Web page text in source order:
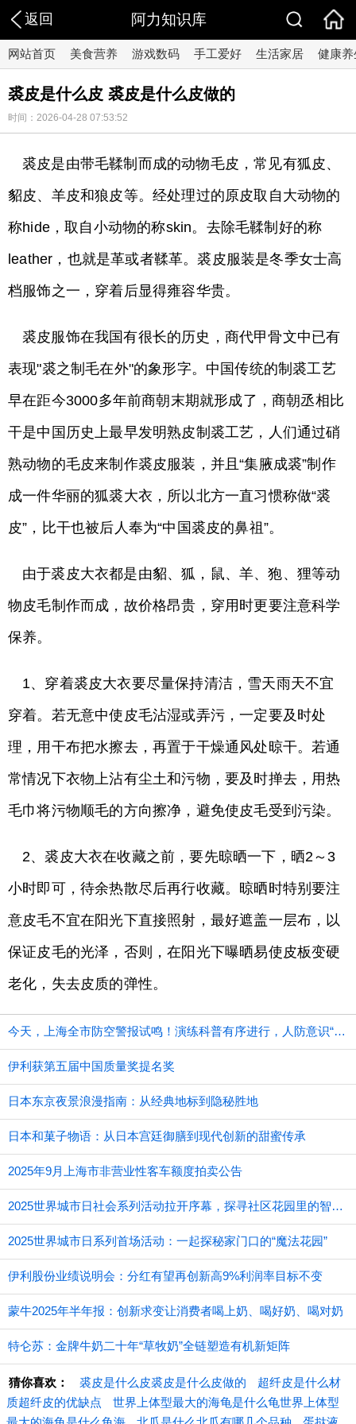
返回 阿力知识库
网站首页 美食营养 游戏数码 手工爱好 生活家居 健康养
裘皮是什么皮 裘皮是什么皮做的
时间：2026-04-28 07:53:52
裘皮是由带毛鞣制而成的动物毛皮，常见有狐皮、
貂皮、羊皮和狼皮等。经处理过的原皮取自大动物的
称hide，取自小动物的称skin。去除毛鞣制好的称
leather，也就是革或者鞣革。裘皮服装是冬季女士高
档服饰之一，穿着后显得雍容华贵。
裘皮服饰在我国有很长的历史，商代甲骨文中已有
表现"裘之制毛在外"的象形字。中国传统的制裘工艺
早在距今3000多年前商朝末期就形成了，商朝丞相比
干是中国历史上最早发明熟皮制裘工艺，人们通过硝
熟动物的毛皮来制作裘皮服装，并且“集腋成裘”制作
成一件华丽的狐裘大衣，所以北方一直习惯称做“裘
皮”，比干也被后人奉为“中国裘皮的鼻祖”。
由于裘皮大衣都是由貂、狐，鼠、羊、狍、狸等动
物皮毛制作而成，故价格昂贵，穿用时更要注意科学
保养。
1、穿着裘皮大衣要尽量保持清洁，雪天雨天不宜
穿着。若无意中使皮毛沾湿或弄污，一定要及时处
理，用干布把水擦去，再置于干燥通风处晾干。若通
常情况下衣物上沾有尘土和污物，要及时掸去，用热
毛巾将污物顺毛的方向擦净，避免使皮毛受到污染。
2、裘皮大衣在收藏之前，要先晾晒一下，晒2～3
小时即可，待余热散尽后再行收藏。晾晒时特别要注
意皮毛不宜在阳光下直接照射，最好遮盖一层布，以
保证皮毛的光泽，否则，在阳光下曝晒易使皮板变硬
老化，失去皮质的弹性。
今天，上海全市防空警报试鸣！演练科普有序进行，人防意识“声入人心”
伊利获第五届中国质量奖提名奖
日本东京夜景浪漫指南：从经典地标到隐秘胜地
日本和菓子物语：从日本宫廷御膳到现代创新的甜蜜传承
2025年9月上海市非营业性客车额度拍卖公告
2025世界城市日社会系列活动拉开序幕，探寻社区花园里的智慧应用
2025世界城市日系列首场活动：一起探秘家门口的“魔法花园”
伊利股份业绩说明会：分红有望再创新高9%利润率目标不变
蒙牛2025年半年报：创新求变让消费者喝上奶、喝好奶、喝对奶
特仑苏：金牌牛奶二十年“草牧奶”全链塑造有机新矩阵
猜你喜欢： 裘皮是什么皮裘皮是什么皮做的
超纤皮是什么材
质超纤皮的优缺点
世界上体型最大的海龟是什么龟世界上体型